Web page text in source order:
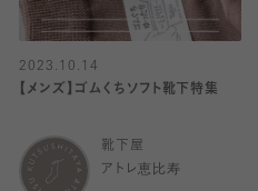
2023.10.14
【メンズ】ゴムくちソフト靴下特集
靴下屋
アトレ恵比寿